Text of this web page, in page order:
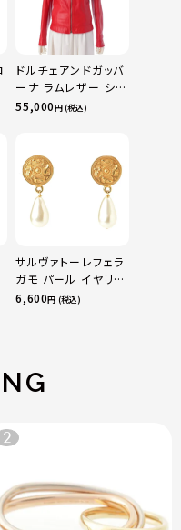
ドルチェアンドガッバ
ーナ ラムレザー シン
グル ライダースジャ
バー金具 40
55,000円 (税込)
サルヴァトーレフェラ
ガモ パール イヤリン
グ アクセサリー ゴー
6,600円 (税込)